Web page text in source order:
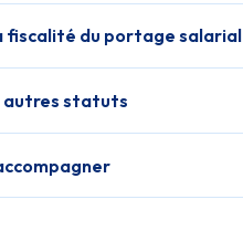
fiscalité du portage salarial
autres statuts